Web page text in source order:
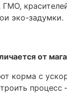
эко-задумки.
от
корма с
процесс